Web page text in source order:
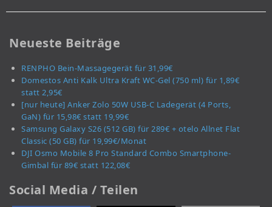
Neueste Beiträge
RENPHO Bein-Massagegerät für 31,99€
Domestos Anti Kalk Ultra Kraft WC-Gel (750 ml) für 1,89€
statt 2,95€
[nur heute] Anker Zolo 50W USB-C Ladegerät (4 Ports,
GaN) für 15,98€ statt 19,99€
Samsung Galaxy S26 (512 GB) für 289€ + otelo Allnet Flat
Classic (50 GB) für 19,99€/Monat
DJI Osmo Mobile 8 Pro Standard Combo Smartphone-
Gimbal für 89€ statt 122,08€
Social Media / Teilen